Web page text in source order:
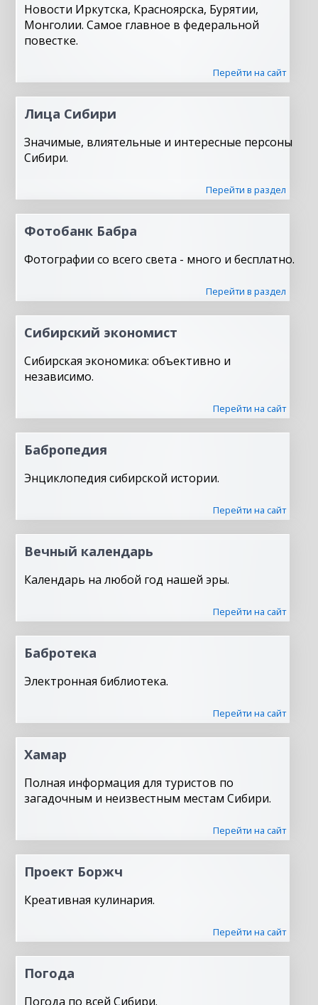
Новости Иркутска, Красноярска, Бурятии,
Монголии. Самое главное в федеральной
повестке.
Перейти на сайт
Лица Сибири
Значимые, влиятельные и интересные персоны
Сибири.
Перейти в раздел
Фотобанк Бабра
Фотографии со всего света - много и бесплатно.
Перейти в раздел
Сибирский экономист
Сибирская экономика: объективно и
независимо.
Перейти на сайт
Бабропедия
Энциклопедия сибирской истории.
Перейти на сайт
Вечный календарь
Календарь на любой год нашей эры.
Перейти на сайт
Бабротека
Электронная библиотека.
Перейти на сайт
Хамар
Полная информация для туристов по
загадочным и неизвестным местам Сибири.
Перейти на сайт
Проект Боржч
Креативная кулинария.
Перейти на сайт
Погода
Погода по всей Сибири.